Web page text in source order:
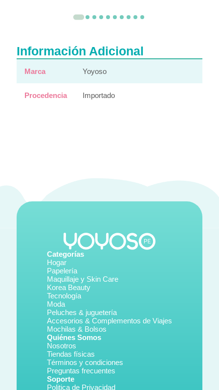
Información Adicional
Marca Yoyoso
Procedencia Importado
Categorías
Hogar
Papelería
Maquillaje y Skin Care
Korea Beauty
Tecnología
Moda
Peluches & juguetería
Accesorios & Complementos de Viajes
Mochilas & Bolsos
Quiénes Somos
Nosotros
Tiendas físicas
Términos y condiciones
Preguntas frecuentes
Soporte
Politica de Privacidad